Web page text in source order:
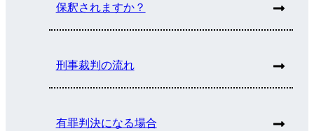
保釈されますか？
刑事裁判の流れ
有罪判決になる場合